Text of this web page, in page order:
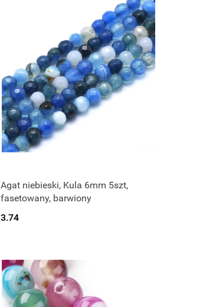
Agat niebieski, Kula 6mm 5szt,
fasetowany, barwiony
3.74